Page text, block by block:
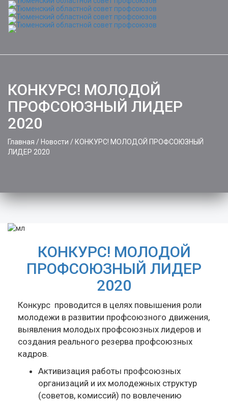
КОНКУРС! МОЛОДОЙ
ПРОФСОЮЗНЫЙ ЛИДЕР
2020
Главная / Новости / КОНКУРС! МОЛОДОЙ ПРОФСОЮЗНЫЙ
ЛИДЕР 2020
КОНКУРС! МОЛОДОЙ
ПРОФСОЮЗНЫЙ ЛИДЕР
2020
Конкурс проводится в целях повышения роли
молодежи в развитии профсоюзного движения,
выявления молодых профсоюзных лидеров и
создания реального резерва профсоюзных
кадров.
Активизация работы профсоюзных
организаций и их молодежных структур
(советов, комиссий) по вовлечению